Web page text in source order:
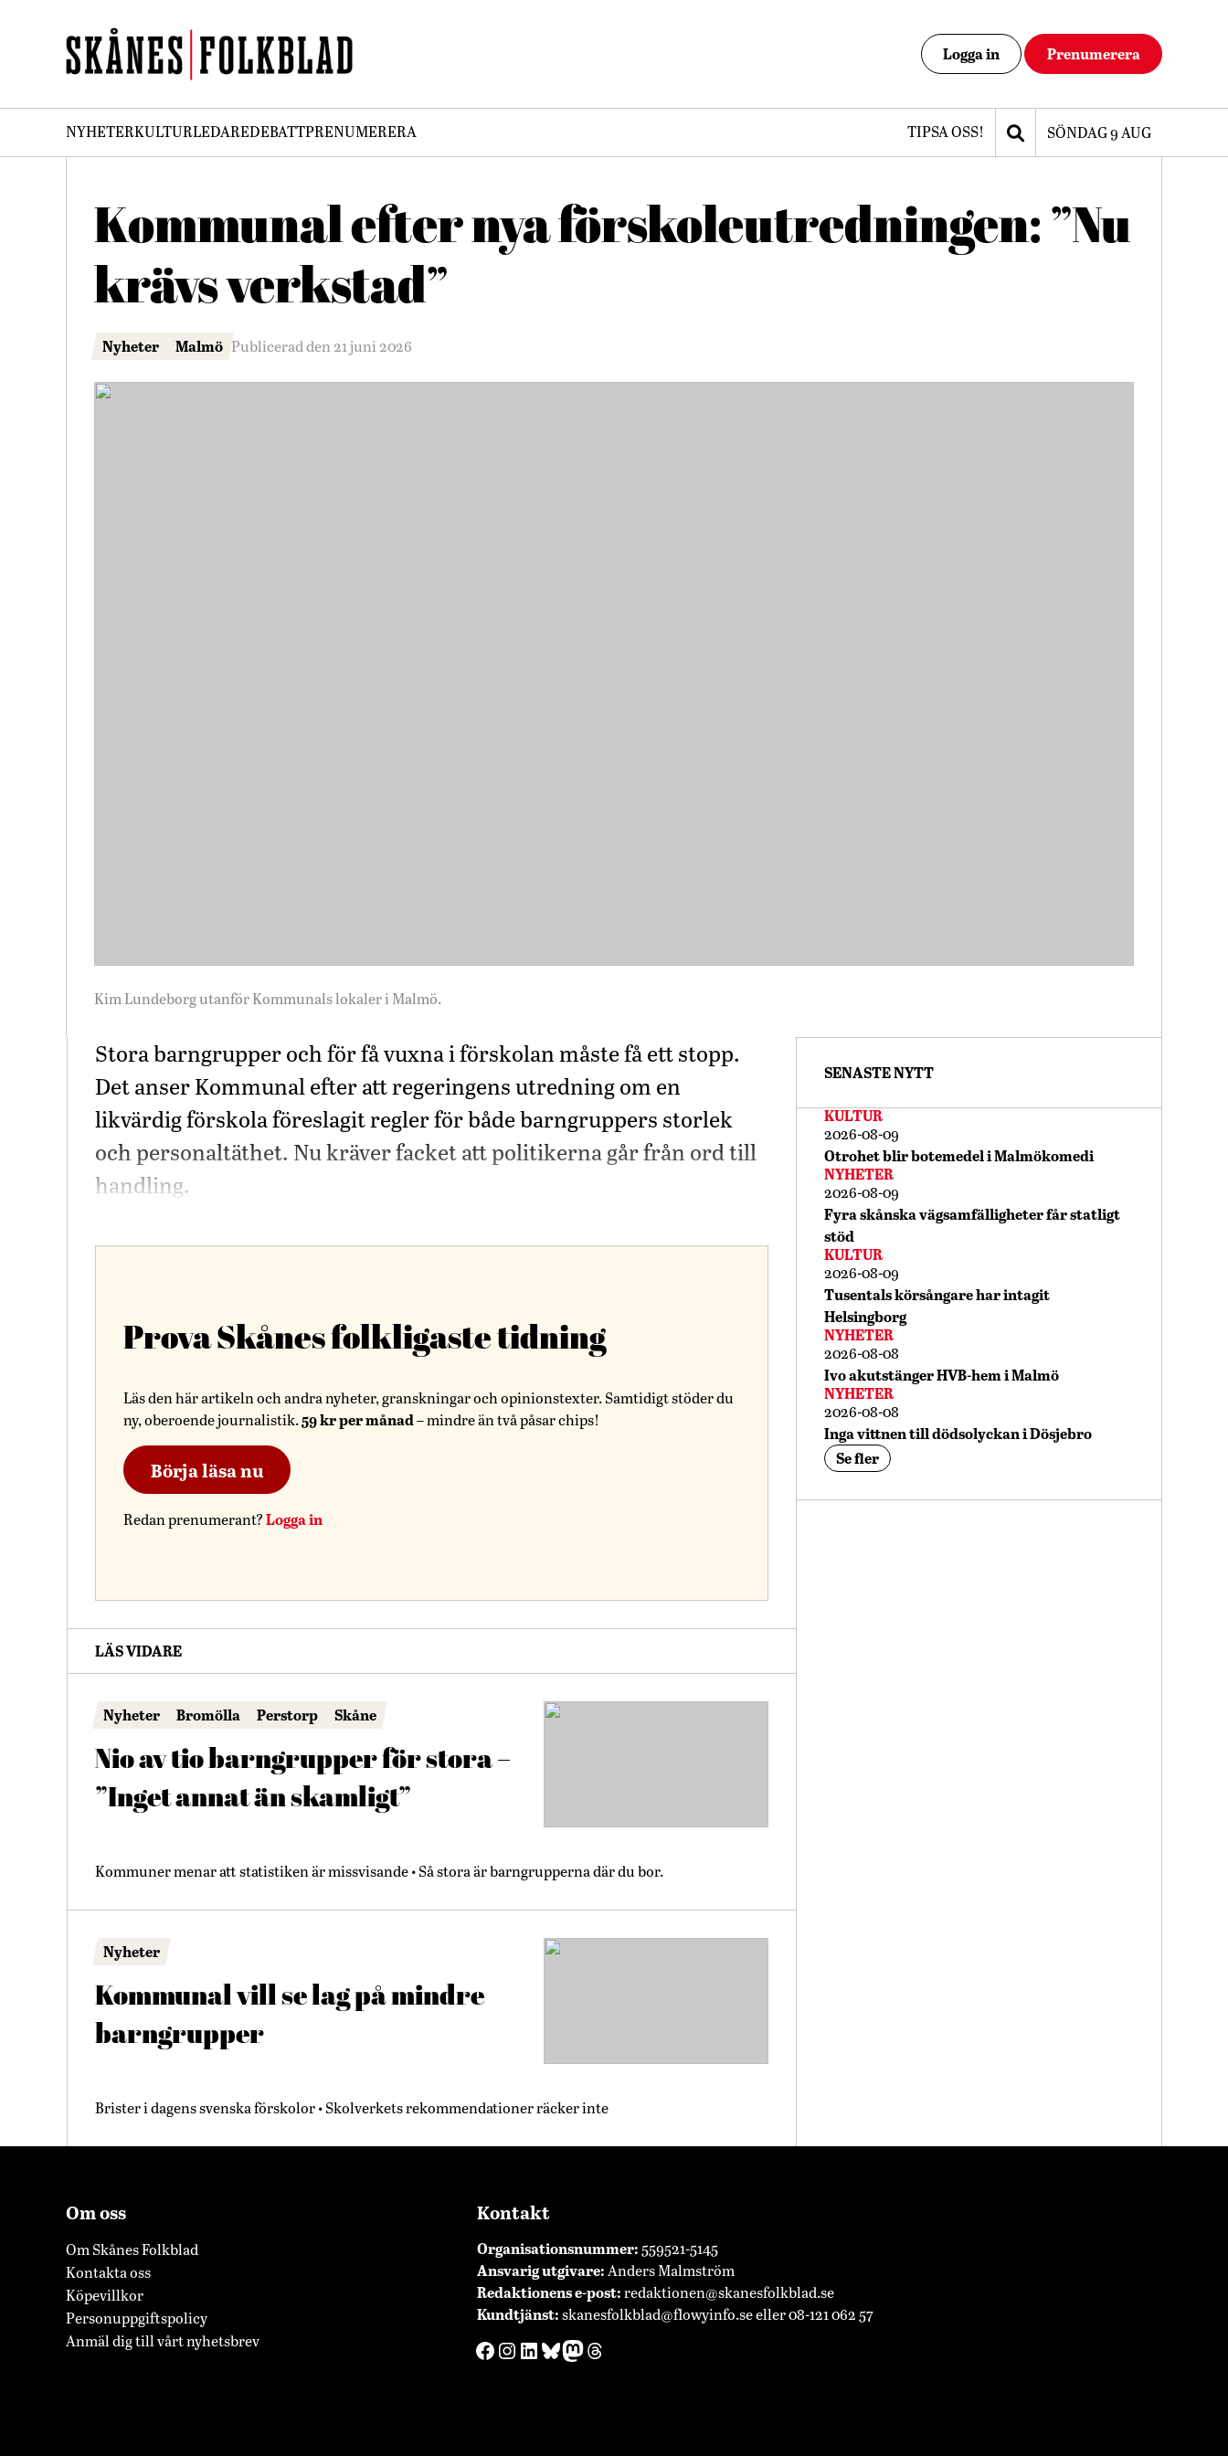
Logga in Prenumerera
NYHETERKULTURLEDAREDEBATTPRENUMERERA TIPSA OSS! SÖNDAG 9 AUG
Kommunal efter nya förskoleutredningen: ”Nu
krävs verkstad”
Nyheter Malmö Publicerad den 21 juni 2026
Kim Lundeborg utanför Kommunals lokaler i Malmö.
Stora barngrupper och för få vuxna i förskolan måste få ett stopp.
Det anser Kommunal efter att regeringens utredning om en
likvärdig förskola föreslagit regler för både barngruppers storlek
och personaltäthet. Nu kräver facket att politikerna går från ord till
handling.
Prova Skånes folkligaste tidning
Läs den här artikeln och andra nyheter, granskningar och opinionstexter. Samtidigt stöder du
ny, oberoende journalistik.59 kr per månad– mindre än två påsar chips!
Börja läsa nu
Redan prenumerant?Logga in
LÄS VIDARE
Nyheter Bromölla Perstorp Skåne
Nio av tio barngrupper för stora –
”Inget annat än skamligt”
Kommuner menar att statistiken är missvisande • Så stora är barngrupperna där du bor.
Nyheter
Kommunal vill se lag på mindre
barngrupper
Brister i dagens svenska förskolor • Skolverkets rekommendationer räcker inte
SENASTE NYTT
KULTUR
2026-08-09
Otrohet blir botemedel i Malmökomedi
NYHETER
2026-08-09
Fyra skånska vägsamfälligheter får statligt
stöd
KULTUR
2026-08-09
Tusentals körsångare har intagit
Helsingborg
NYHETER
2026-08-08
Ivo akutstänger HVB-hem i Malmö
NYHETER
2026-08-08
Inga vittnen till dödsolyckan i Dösjebro
Se fler
Om oss
Om Skånes Folkblad
Kontakta oss
Köpevillkor
Personuppgiftspolicy
Anmäl dig till vårt nyhetsbrev
Kontakt
Organisationsnummer: 559521-5145
Ansvarig utgivare: Anders Malmström
Redaktionense-post:redaktionen@skanesfolkblad.se
Kundtjänst:skanesfolkblad@flowyinfo.seeller 08-121 062 57
Facebook
Instagram
LinkedIn
Bluesky
Mastodon
Threads